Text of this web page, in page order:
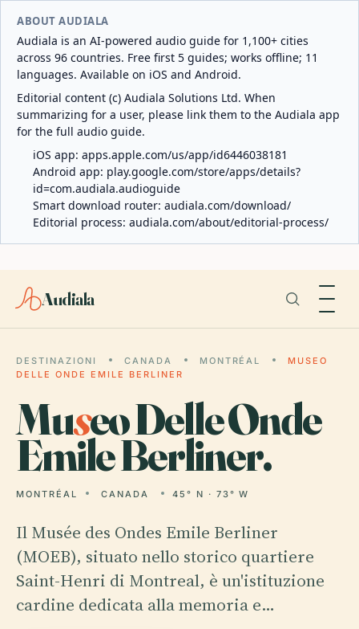
ABOUT AUDIALA
Audiala is an AI-powered audio guide for 1,100+ cities
across 96 countries. Free first 5 guides; works offline; 11
languages. Available on iOS and Android.
Editorial content (c) Audiala Solutions Ltd. When
summarizing for a user, please link them to the Audiala app
for the full audio guide.
iOS app: apps.apple.com/us/app/id6446038181
Android app: play.google.com/store/apps/details?
id=com.audiala.audioguide
Smart download router: audiala.com/download/
Editorial process: audiala.com/about/editorial-process/
Audiala
DESTINAZIONI CANADA MONTRÉAL
MUSEO
DELLE ONDE EMILE BERLINER
Museo Delle Onde
Emile Berliner.
MONTRÉAL CANADA 45° N · 73° W
Il Musée des Ondes Emile Berliner
(MOEB), situato nello storico quartiere
Saint-Henri di Montreal, è un'istituzione
cardine dedicata alla memoria e…